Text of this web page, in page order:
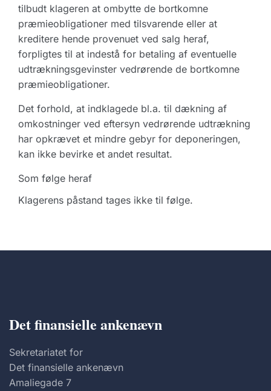
tilbudt klageren at ombytte de bortkomne
præmieobligationer med tilsvarende eller at
kreditere hende provenuet ved salg heraf,
forpligtes til at indestå for betaling af eventuelle
udtrækningsgevinster vedrørende de bortkomne
præmieobligationer.
Det forhold, at indklagede bl.a. til dækning af
omkostninger ved eftersyn vedrørende udtrækning
har opkrævet et mindre gebyr for deponeringen,
kan ikke bevirke et andet resultat.
Som følge heraf
Klagerens påstand tages ikke til følge.
Det finansielle ankenævn
Sekretariatet for
Det finansielle ankenævn
Amaliegade 7